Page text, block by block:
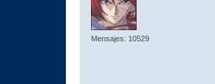
Mensajes: 10529